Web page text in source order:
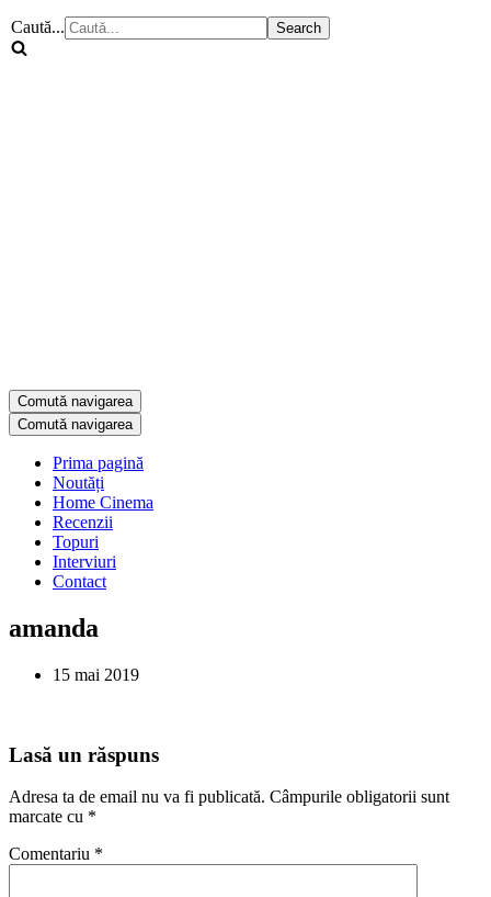
Caută...
Comută navigarea
Comută navigarea
Prima pagină
Noutăți
Home Cinema
Recenzii
Topuri
Interviuri
Contact
amanda
15 mai 2019
Lasă un răspuns
Adresa ta de email nu va fi publicată. Câmpurile obligatorii sunt
marcate cu *
Comentariu *